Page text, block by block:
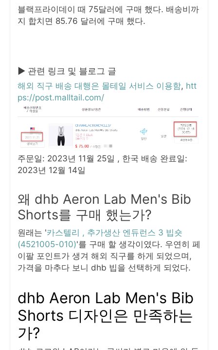
블랙프라이데이 때 75달러에 구매 했다. 배송비까
지 합치면 85.76 달러에 구매 했다.
▶ 관련 링크 및 블로그 글
해외 직구 배송 대행은 몰테일 서비스 이용함, htt
ps://post.malltail.com/
주문일: 2023년 11월 25일 , 한국 배송 완료일:
2023년 12월 14일
왜 dhb Aeron Lab Men's Bib
Shorts를 구매 했는가?
원래는 '카스텔리 , 추가생산 엔듀런스 3 빕숏
(4521005-010)'를 구매 할 생각이였다. 우연히 페
이팔 포인트가 생겨 해외 직구를 하게 되었으며,
가격을 마추다 보니 dhb 빕을 선택하게 되었다.
dhb Aeron Lab Men's Bib
Shorts 디자인은 만족하는
가?